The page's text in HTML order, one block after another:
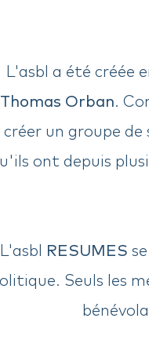
L'asbl a été créée
Thomas Orban.
créer un groupe
ont depuis
L'asbl RESUMES
Seuls les